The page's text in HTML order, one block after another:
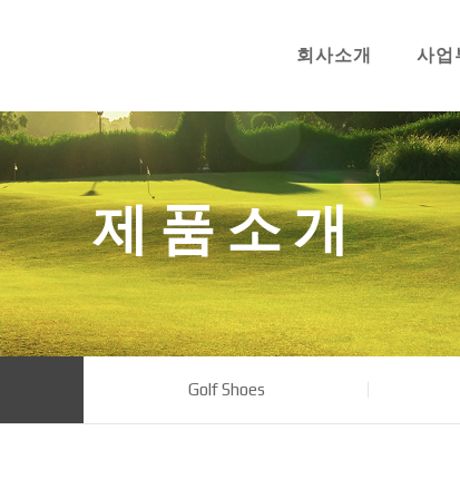
회사소개 사업
제품소개
Golf Shoes